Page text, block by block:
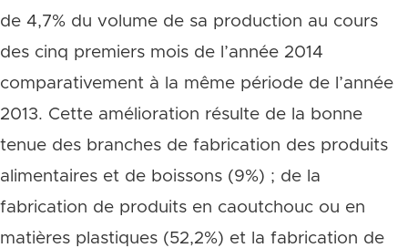
de 4,7% du volume de sa production au cours
des cinq premiers mois de l’année 2014
comparativement à la même période de l’année
2013. Cette amélioration résulte de la bonne
tenue des branches de fabrication des produits
alimentaires et de boissons (9%) ; de la
fabrication de produits en caoutchouc ou en
matières plastiques (52,2%) et la fabrication de